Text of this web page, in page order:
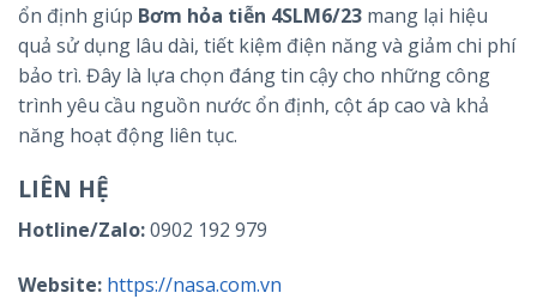
ổn định giúp Bơm hỏa tiễn 4SLM6/23 mang lại hiệu
quả sử dụng lâu dài, tiết kiệm điện năng và giảm chi phí
bảo trì. Đây là lựa chọn đáng tin cậy cho những công
trình yêu cầu nguồn nước ổn định, cột áp cao và khả
năng hoạt động liên tục.
LIÊN HỆ
Hotline/Zalo:0902 192 979
Website: https://nasa.com.vn